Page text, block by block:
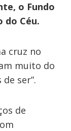
o Fundo
do Céu.
cruz no
muito do
ser”.
de